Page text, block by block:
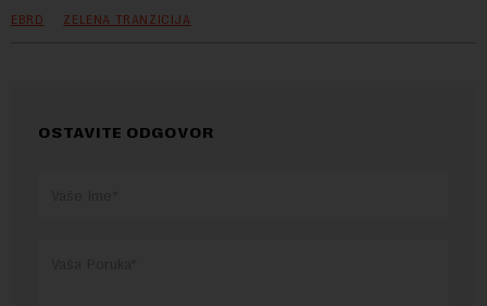
EBRD ZELENA TRANZICIJA
OSTAVITE ODGOVOR